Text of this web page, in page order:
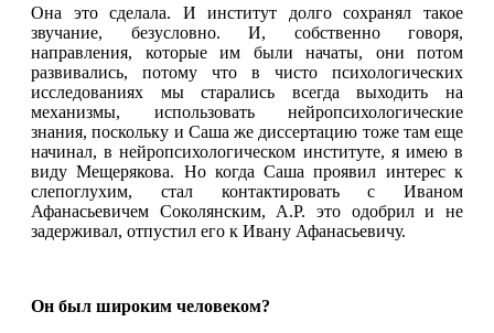
Она это сделала. И институт долго сохранял такое
звучание, безусловно. И, собственно говоря,
направления, которые им были начаты, они потом
развивались, потому что в чисто психологических
исследованиях мы старались всегда выходить на
механизмы, использовать нейропсихологические
знания, поскольку и Саша же диссертацию тоже там еще
начинал, в нейропсихологическом институте, я имею в
виду Мещерякова. Но когда Саша проявил интерес к
слепоглухим, стал контактировать с Иваном
Афанасьевичем Соколянским, А.Р. это одобрил и не
задерживал, отпустил его к Ивану Афанасьевичу.
Он был широким человеком?